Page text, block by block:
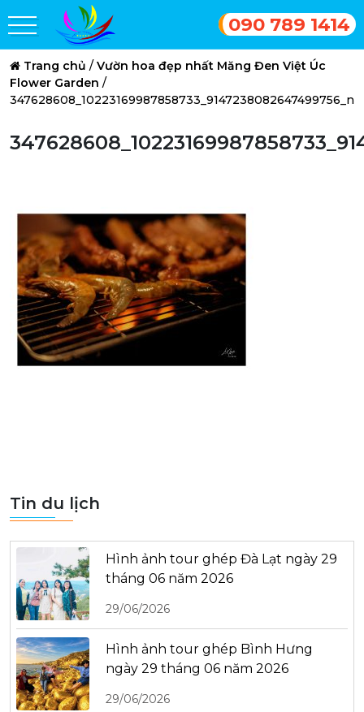
090 789 1414
Trang chủ / Vườn hoa đẹp nhất Măng Đen Việt Úc
Flower Garden /
347628608_10223169987858733_9147238082647499756_n
Tin du lịch
Hình ảnh tour ghép Đà Lạt ngày 29
tháng 06 năm 2026
29/06/2026
Hình ảnh tour ghép Bình Hưng
ngày 29 tháng 06 năm 2026
29/06/2026